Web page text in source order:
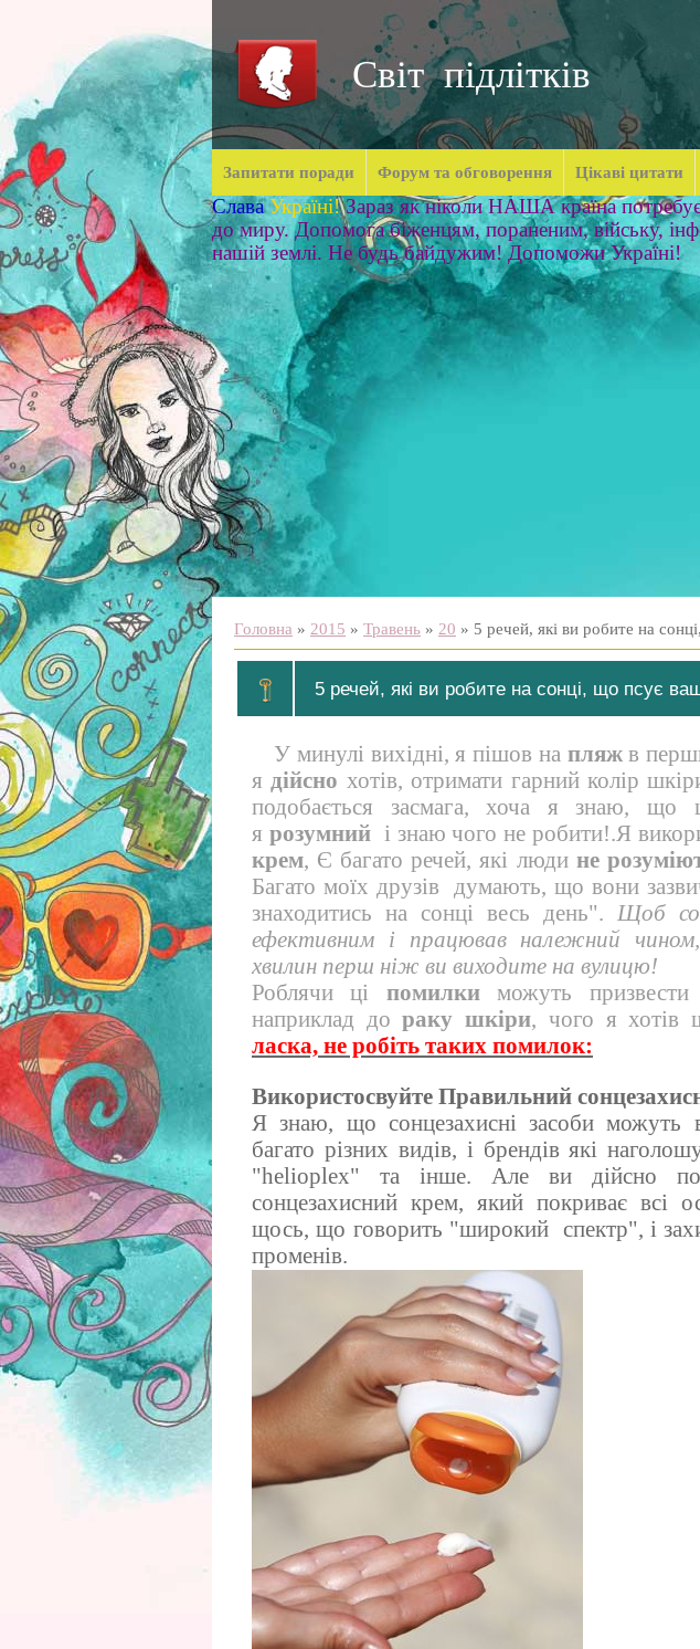
Світ підлітків
Запитати поради Форум та обговорення Цікаві цитати
Слава Україні! Зараз як ніколи НАША країна
до миру. Допомога біженцям, пораненим, війську,
нашій землі. Не будь байдужим! Допоможи Україні!
Головна » 2015 » Травень » 20 » 5 речей, які ви робите на
5 речей, які ви робите на сонці, що псує
У минулі вихідні, я пішов на пляж в
я дійсно хотів, отримати гарний колір
подобається засмага, хоча я знаю, що
я розумний і знаю чого не робити!.Я
крем, Є багато речей, які люди не
Багато моїх друзів думають, що вони
знаходитись на сонці весь день". Щоб
ефективним і працював належний
хвилин перш ніж ви виходите на вулицю!
Роблячи ці
помилки
можуть
наприклад до раку шкіри, чого я хотів
ласка, не робіть таких помилок:
Використосвуйте Правильний
Я знаю, що сонцезахисні засоби можуть
багато різних видів, і брендів які
"helioplex" та інше. Але ви дійсно
сонцезахисний крем, який покриває всі
щось, що говорить "широкий спектр", і
променів.